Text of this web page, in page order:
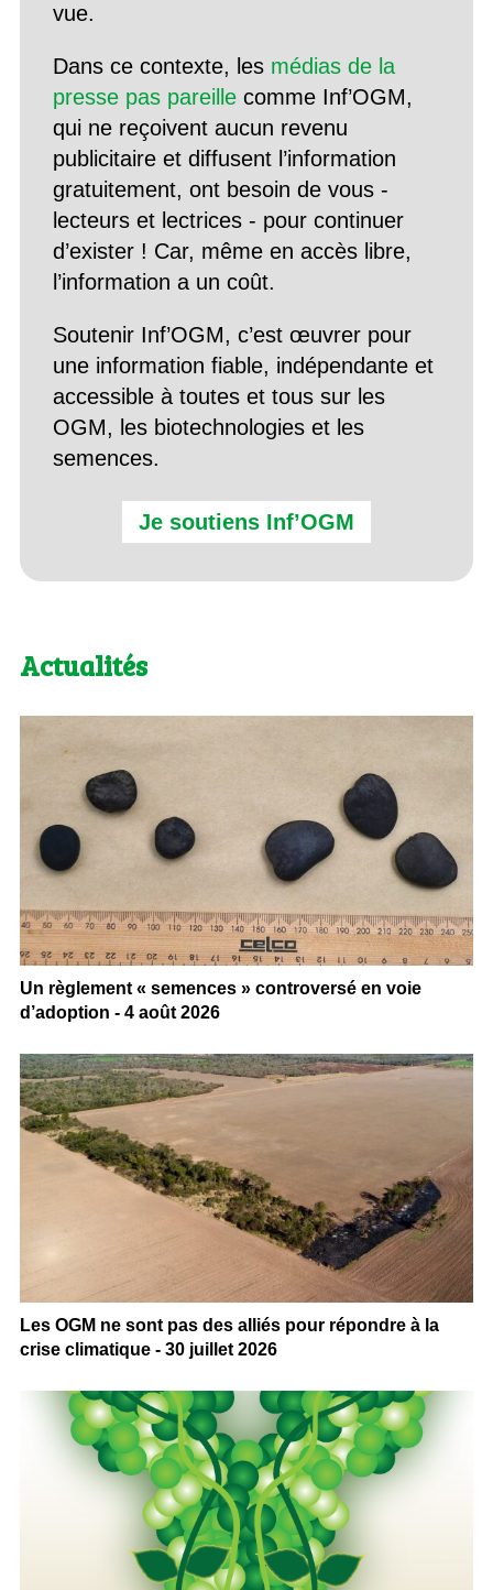
vue.
Dans ce contexte, les médias de la
presse pas pareillecomme Inf’OGM,
qui ne reçoivent aucun revenu
publicitaire et diffusent l’information
gratuitement, ont besoin de vous -
lecteurs et lectrices - pour continuer
d’exister ! Car, même en accès libre,
l’information a un coût.
Soutenir Inf’OGM, c’est œuvrer pour
une information fiable, indépendante et
accessible à toutes et tous sur les
OGM, les biotechnologies et les
semences.
Je soutiens Inf’OGM
Actualités
Un règlement « semences » controversé en voie
d’adoption - 4 août 2026
Les OGM ne sont pas des alliés pour répondre à la
crise climatique - 30 juillet 2026